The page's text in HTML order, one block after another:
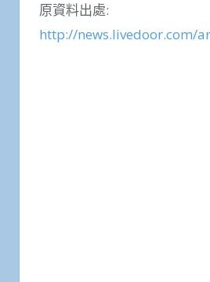
原資料出處:
http://news.livedoor.com/